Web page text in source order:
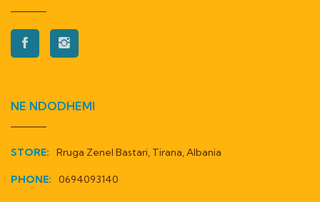
NE NDODHEMI
STORE: Rruga Zenel Bastari, Tirana, Albania
PHONE: 0694093140